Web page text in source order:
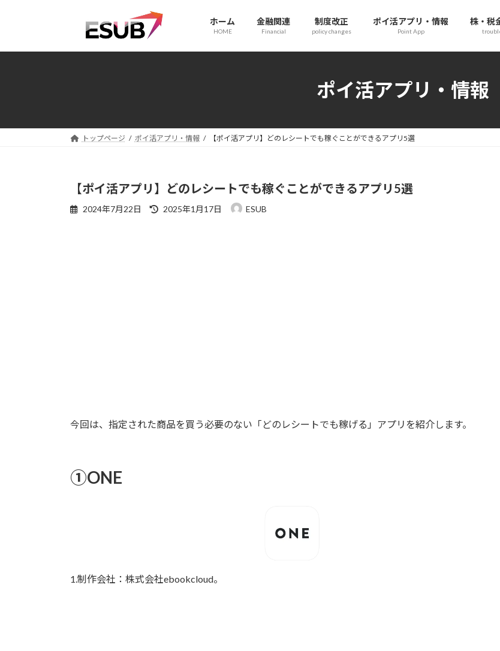
ン
ー
ホーム
HOME
金融関連
Financial
制度改正
policy changes
ポイ活アプリ・情報
Point App
株・税
ポイ活アプリ・情報
トップページ ポイ活アプリ・情報 【ポイ活アプリ】どのレシートでも稼ぐことができるアプリ5選
【ポイ活アプリ】どのレシートでも稼ぐことができるアプリ5選
2024年7月22日
最
2025年1月17日 ESUB
今回は、指定された商品を買う必要のない「どのレシートでも稼げる」アプリを紹介します。
①ONE
1.制作会社：株式会社ebookcloud。